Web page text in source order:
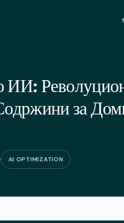
ИИ:
за
AI OPTIMIZATION